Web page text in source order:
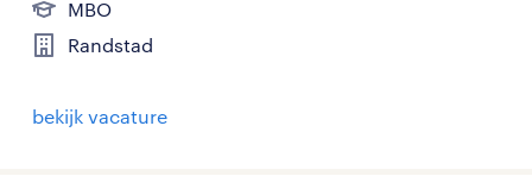
MBO
Randstad
bekijk vacature